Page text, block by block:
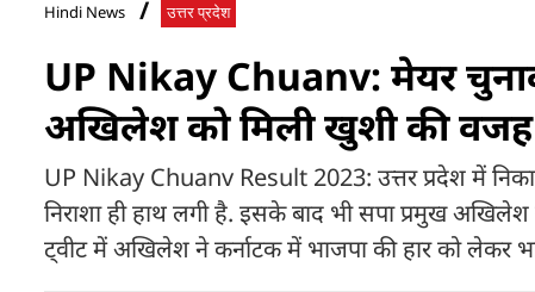
Hindi News उत्तर प्रदेश
UP Nikay Chuanv: मेयर
अखिलेश को मिली खुशी की वजह
UP Nikay Chuanv Result 2023: उत्तर प्रदेश में
निराशा ही हाथ लगी है. इसके बाद भी सपा प्रमुख
ट्वीट में अखिलेश ने कर्नाटक में भाजपा की हार को लेकर